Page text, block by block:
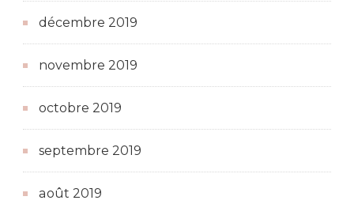
décembre 2019
novembre 2019
octobre 2019
septembre 2019
août 2019